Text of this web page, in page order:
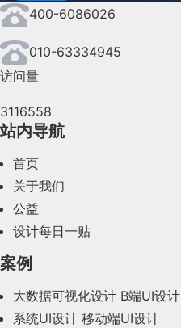
2024年7月(107)
2024年6月(63)
2024年4月(44)
2024年2月(58)
2023年10月(14)
400-6086026
010-63334945
访问量
3116558
站内导航
首页
关于我们
公益
设计每日一贴
案例
大数据可视化设计 B端UI设计
系统UI设计 移动端UI设计